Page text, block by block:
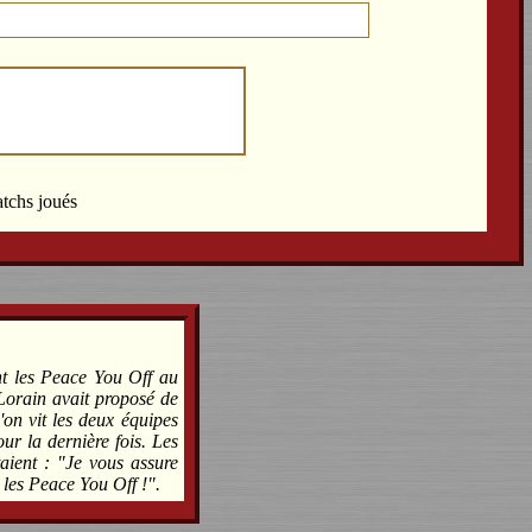
joués
les Peace You Off au
avait proposé de
vit les deux équipes
la dernière fois. Les
: "Je vous assure
Peace You Off !".